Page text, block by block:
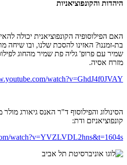
היהדות והקונפוציאניות
האם הפילוסופיה הקונפוציאנית יכולה
בת-זמננו? האזינו להסכת שלנו, ובו
שמיר עם פרופ' גליה פת שמיר מהחוג
מזרח אסיה.
watch?v=GhdJ4f0JVAY
הסינולוג והפילוסוף ד"ר האנס גיאורג
קונפוציאניזם ודת:
watch?v=YVZLVDL2hns&t=1604s